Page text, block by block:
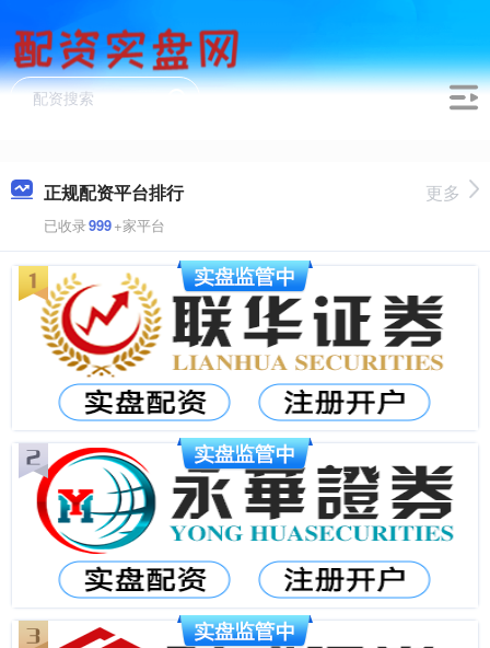
正规配资平台排行
已收录999+家平台
更多